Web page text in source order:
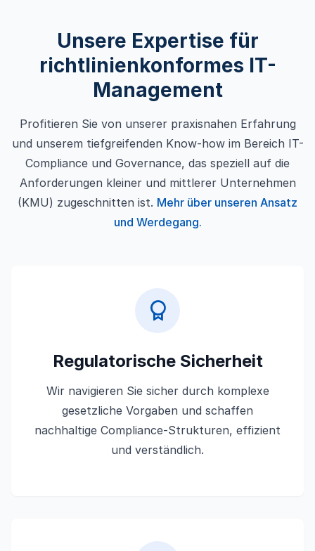
Unsere Expertise für
richtlinienkonformes IT-
Management
Profitieren Sie von unserer praxisnahen Erfahrung
und unserem tiefgreifenden Know-how im Bereich IT-
Compliance und Governance, das speziell auf die
Anforderungen kleiner und mittlerer Unternehmen
(KMU) zugeschnitten ist. Mehr über unseren Ansatz
und Werdegang.
Regulatorische Sicherheit
Wir navigieren Sie sicher durch komplexe
gesetzliche Vorgaben und schaffen
nachhaltige Compliance-Strukturen, effizient
und verständlich.